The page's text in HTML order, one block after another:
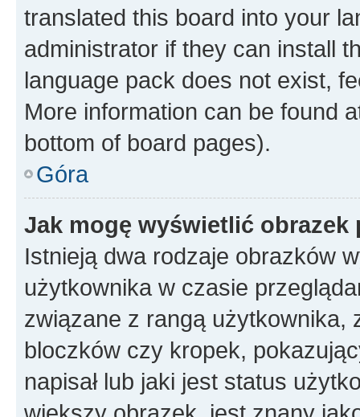
translated this board into your
administrator if they can install
language pack does not exist,
More information can be found
bottom of board pages).
Góra
Jak mogę wyświetlić
Istnieją dwa rodzaje obrazków
użytkownika w czasie
związane z rangą użytkownika,
bloczków czy kropek,
napisał lub jaki jest status